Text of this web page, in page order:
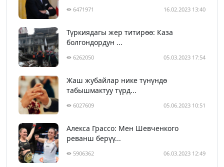
6471971 16.02.2023 13:40
Түркиядагы жер титирөө: Каза
болгондордун ...
6262050 05.03.2023 17:54
Жаш жубайлар нике түнүндө
табышмактуу түрд...
6027609 05.06.2023 10:51
Алекса Грассо: Мен Шевченкого
реванш берүү...
5906362 06.03.2023 12:49